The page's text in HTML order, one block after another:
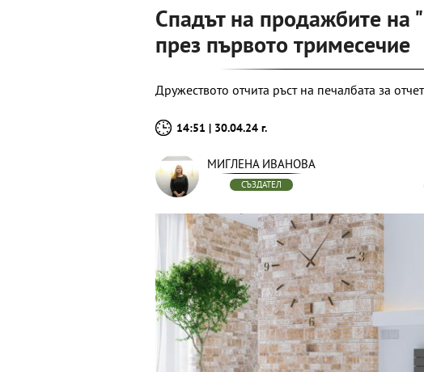
Спадът на продажбите на
през първото тримесечие
Дружеството отчита ръст на печалбата за
14:51 | 30.04.24 г.
МИГЛЕНА ИВАНОВА
СЪЗДАТЕЛ